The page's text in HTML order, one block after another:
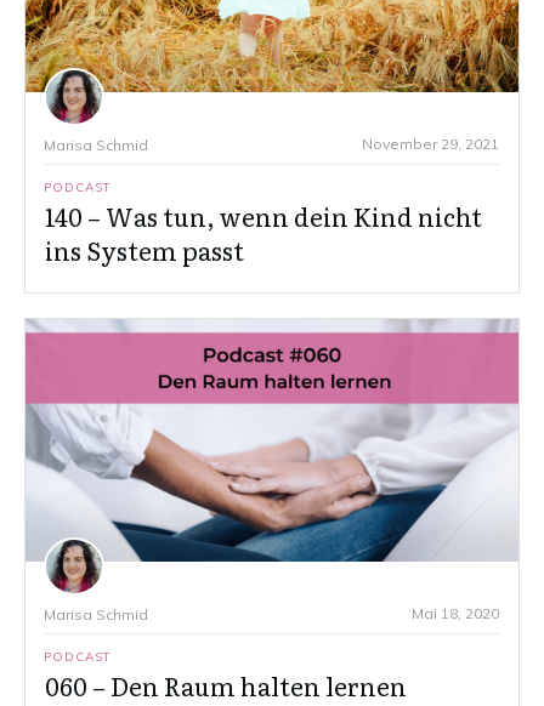
Marisa Schmid November 29, 2021
PODCAST
140 – Was tun, wenn dein Kind nicht
ins System passt
Marisa Schmid Mai 18, 2020
PODCAST
060 – Den Raum halten lernen